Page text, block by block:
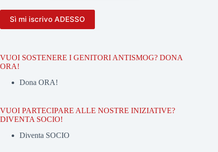
VUOI SOSTENERE I GENITORI ANTISMOG? DONA
ORA!
Dona ORA!
VUOI PARTECIPARE ALLE NOSTRE INIZIATIVE?
DIVENTA SOCIO!
Diventa SOCIO